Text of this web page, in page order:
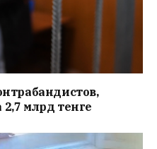
млрд тенге